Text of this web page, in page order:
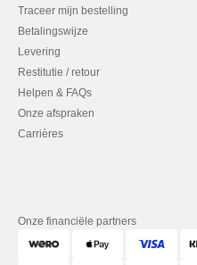
Traceer mijn bestelling
Betalingswijze
Levering
Restitutie / retour
Helpen & FAQs
Onze afspraken
Carrières
Onze financiële partners